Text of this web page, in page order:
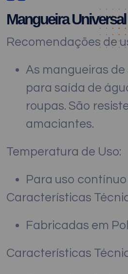
Mangueira
Recomendações de
As mangueiras
para saída de
roupas. São
amaciantes.
Temperatura de Uso:
Para uso contínuo
Características
Fabricadas em
Características